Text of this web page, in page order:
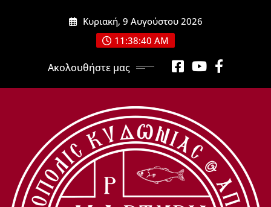
Κυριακή, 9 Αυγούστου 2026
11:38:41 AM
Ακολουθήστε μας